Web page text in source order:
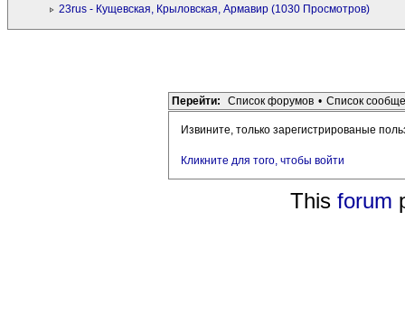
23rus - Кущевская, Крыловская, Армавир (1030 Просмотров)
Перейти: Список форумов • Список
Извините, только зарегистрированые
Кликните для того, чтобы войти
This forum